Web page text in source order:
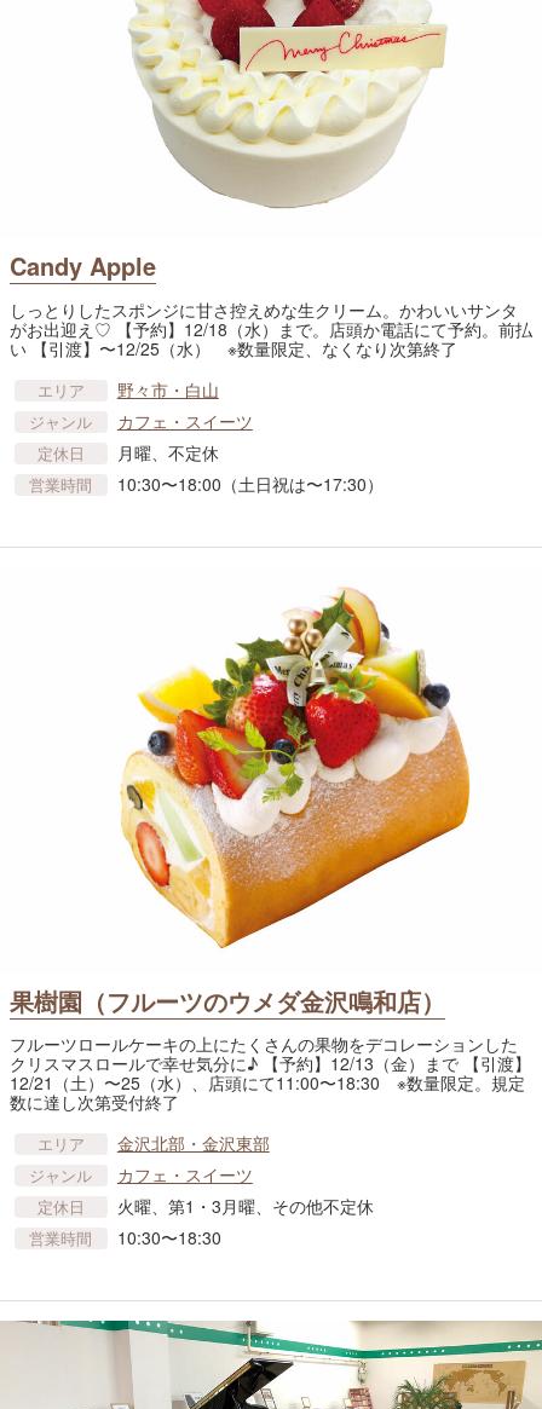
Candy Apple
しっとりしたスポンジに甘さ控えめな生クリーム。かわいいサンタ
がお出迎え♡ 【予約】12/18（水）まで。店頭か電話にて予約。前払
い 【引渡】〜12/25（水） ※数量限定、なくなり次第終了
エリア 野々市・白山
ジャンル カフェ・スイーツ
定休日 月曜、不定休
営業時間 10:30〜18:00（土日祝は〜17:30）
果樹園（フルーツのウメダ金沢鳴和店）
フルーツロールケーキの上にたくさんの果物をデコレーションした
クリスマスロールで幸せ気分に♪ 【予約】12/13（金）まで 【引渡】
12/21（土）〜25（水）、店頭にて11:00〜18:30 ※数量限定。規定
数に達し次第受付終了
エリア 金沢北部・金沢東部
ジャンル カフェ・スイーツ
定休日 火曜、第1・3月曜、その他不定休
営業時間 10:30〜18:30